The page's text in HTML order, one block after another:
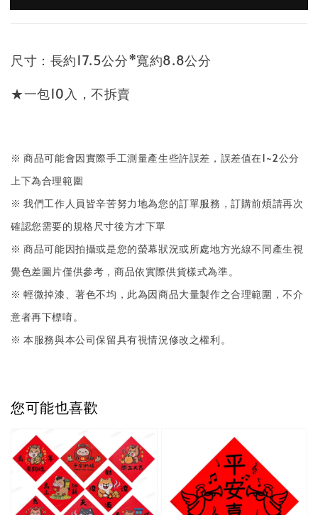
尺寸：長約17.5公分*寬約8.8公分
★一包10入，不拆賣
※ 商品可能會因實際手工測量產生些許誤差，誤差值在1~2公分
上下為合理範圍
※ 我們工作人員皆辛苦努力地為您的訂單服務，訂購前煩請再次
確認您需要的規格尺寸後方才下單
※ 商品可能因拍攝或是您的螢幕狀況或所處地方光線不同產生視
覺色差圖片僅供參考，商品依實際供貨樣式為準。
※ 輕微掉漆、著色不均，此為因商品大量製作之合理範圍，不介
意者再下標唷。
※ 本服務與本公司保留具有視情況修改之權利。
您可能也喜歡